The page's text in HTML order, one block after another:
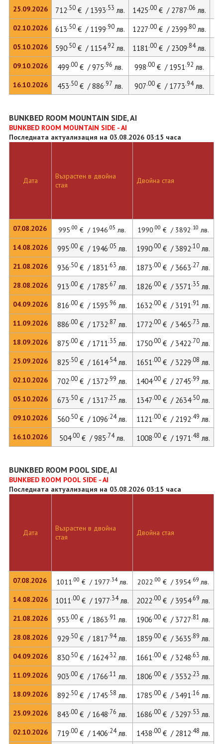
25.09.2026
02.10.2026
05.10.2026
09.10.2026
16.10.2026
712.50€ / 1393.53 лв. 1425.00€ / 2787.06 лв.
613.50€ / 1199.90лв. 1227.00€ / 2399.80лв.
590.50€ / 1154.92 лв. 1181.00€ / 2309.84лв.
499.00€ / 975.96 лв. 998.00€ / 1951.92 лв.
453.50€ / 886.97 лв. 907.00€ / 1773.94лв.
BUNKBED ROOM MOUNTAIN SIDE, AI
BUNKBED ROOM MOUNTAIN SIDE - AI
Последната актуализация на 03.08.2026 03:15 часа
Дата
07.08.2026
14.08.2026
21.08.2026
28.08.2026
04.09.2026
11.09.2026
18.09.2026
25.09.2026
02.10.2026
05.10.2026
09.10.2026
16.10.2026
Възрастен в двойна
стая
Двойна стая
995.00 € / 1946.05 лв. 1990.00 € / 3892.10 лв.
995.00€ / 1946.05 лв. 1990.00€ / 3892.10лв.
936.50€ / 1831.63 лв. 1873.00€ / 3663.27 лв.
913.00€ / 1785.67 лв. 1826.00€ / 3571.35 лв.
816.00€ / 1595.96 лв. 1632.00€ / 3191.91 лв.
886.00€ / 1732.87 лв. 1772.00€ / 3465.73 лв.
875.00€ / 1711.35 лв. 1750.00€ / 3422.70лв.
825.50€ / 1614.54лв. 1651.00€ / 3229.08 лв.
702.00€ / 1372.99 лв. 1404.00€ / 2745.99 лв.
673.50€ / 1317.25 лв. 1347.00€ / 2634.50лв.
560.50€ / 1096.24лв. 1121.00€ / 2192.49 лв.
504.00€ / 985.74лв. 1008.00€ / 1971.48 лв.
BUNKBED ROOM POOL SIDE, AI
BUNKBED ROOM POOL SIDE - AI
Последната актуализация на 03.08.2026 03:15 часа
Дата
07.08.2026
14.08.2026
21.08.2026
28.08.2026
04.09.2026
11.09.2026
18.09.2026
25.09.2026
02.10.2026
Възрастен в двойна
стая
Двойна стая
1011.00 € / 1977.34лв. 2022.00 € / 3954.69лв.
1011.00€ / 1977.34лв. 2022.00€ / 3954.69 лв.
953.00€ / 1863.91 лв. 1906.00€ / 3727.81 лв.
929.50€ / 1817.94лв. 1859.00€ / 3635.89 лв.
830.50€ / 1624.32 лв. 1661.00€ / 3248.63 лв.
903.00€ / 1766.11 лв. 1806.00€ / 3532.23 лв.
892.50€ / 1745.58 лв. 1785.00€ / 3491.16 лв.
843.00€ / 1648.76 лв. 1686.00€ / 3297.53 лв.
719.00€ / 1406.24лв. 1438.00€ / 2812.48 лв.